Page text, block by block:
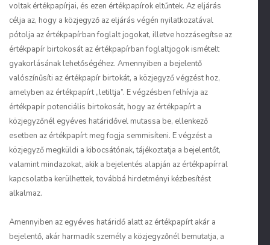
voltak értékpapírjai, és ezen értékpapírok eltűntek. Az eljárás
célja az, hogy a közjegyző az eljárás végén nyilatkozatával
pótolja az értékpapírban foglalt jogokat, illetve hozzásegítse az
értékpapír birtokosát az értékpapírban foglaltjogok ismételt
gyakorlásának lehetőségéhez. Amennyiben a bejelentő
valószínűsíti az értékpapír birtokát, a közjegyző végzést hoz,
amelyben az értékpapírt „letiltja”. E végzésben felhívja az
értékpapír potenciális birtokosát, hogy az értékpapírt a
közjegyzőnél egyéves határidővel mutassa be, ellenkező
esetben az értékpapírt meg fogja semmisíteni. E végzést a
közjegyző megküldi a kibocsátónak, tájékoztatja a bejelentőt,
valamint mindazokat, akik a bejelentés alapján az értékpapírral
kapcsolatba kerülhettek, továbbá hirdetményi kézbesítést
alkalmaz.
Amennyiben az egyéves határidő alatt az értékpapírt akár a
bejelentő, akár harmadik személy a közjegyzőnél bemutatja, a